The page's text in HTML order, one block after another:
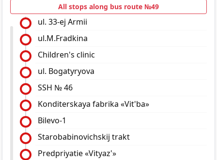
All stops along bus route №49
ul. 33-ej Armii
ul.M.Fradkina
Children's clinic
ul. Bogatyryova
SSH № 46
Konditerskaya fabrika «Vit'ba»
Bilevo-1
Starobabinovichskij trakt
Predpriyatie «Vityaz'»